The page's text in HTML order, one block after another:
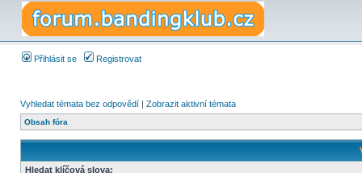
Přihlásit se Registrovat
Vyhledat témata bez odpovědí | Zobrazit aktivní témata
Obsah fóra
Hledat klíčová slova: